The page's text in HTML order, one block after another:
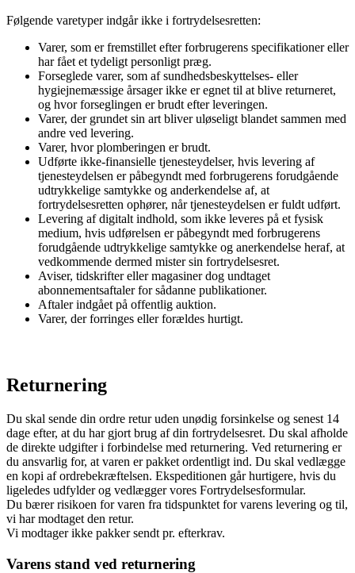
Følgende varetyper indgår ikke i fortrydelsesretten:
Varer, som er fremstillet efter forbrugerens specifikationer eller
har fået et tydeligt personligt præg.
Forseglede varer, som af sundhedsbeskyttelses- eller
hygiejnemæssige årsager ikke er egnet til at blive returneret,
og hvor forseglingen er brudt efter leveringen.
Varer, der grundet sin art bliver uløseligt blandet sammen med
andre ved levering.
Varer, hvor plomberingen er brudt.
Udførte ikke-finansielle tjenesteydelser, hvis levering af
tjenesteydelsen er påbegyndt med forbrugerens forudgående
udtrykkelige samtykke og anderkendelse af, at
fortrydelsesretten ophører, når tjenesteydelsen er fuldt udført.
Levering af digitalt indhold, som ikke leveres på et fysisk
medium, hvis udførelsen er påbegyndt med forbrugerens
forudgående udtrykkelige samtykke og anerkendelse heraf, at
vedkommende dermed mister sin fortrydelsesret.
Aviser, tidskrifter eller magasiner dog undtaget
abonnementsaftaler for sådanne publikationer.
Aftaler indgået på offentlig auktion.
Varer, der forringes eller forældes hurtigt.
Returnering
Du skal sende din ordre retur uden unødig forsinkelse og senest 14
dage efter, at du har gjort brug af din fortrydelsesret. Du skal afholde
de direkte udgifter i forbindelse med returnering. Ved returnering er
du ansvarlig for, at varen er pakket ordentligt ind. Du skal vedlægge
en kopi af ordrebekræftelsen. Ekspeditionen går hurtigere, hvis du
ligeledes udfylder og vedlægger vores Fortrydelsesformular.
Du bærer risikoen for varen fra tidspunktet for varens levering og til,
vi har modtaget den retur.
Vi modtager ikke pakker sendt pr. efterkrav.
Varens stand ved returnering